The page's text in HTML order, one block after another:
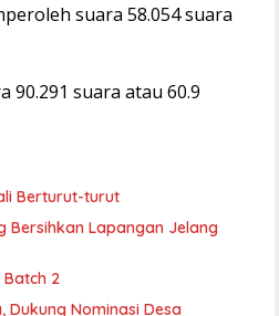
suara 58.054 suara
90.291 suara atau 60.9
Berturut-turut
Bersihkan Lapangan Jelang
Batch 2
Dukung Nominasi Desa